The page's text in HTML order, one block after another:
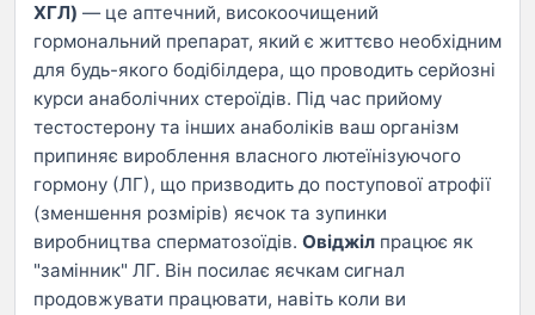
ХГЛ) — це аптечний, високоочищений
гормональний препарат, який є життєво необхідним
для будь-якого бодібілдера, що проводить серйозні
курси анаболічних стероїдів. Під час прийому
тестостерону та інших анаболіків ваш організм
припиняє вироблення власного лютеїнізуючого
гормону (ЛГ), що призводить до поступової атрофії
(зменшення розмірів) яєчок та зупинки
виробництва сперматозоїдів. Овіджіл працює як
"замінник" ЛГ. Він посилає яєчкам сигнал
продовжувати працювати, навіть коли ви